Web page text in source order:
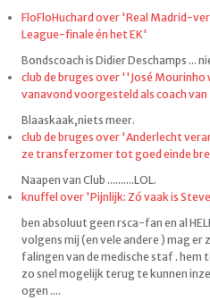
FloFloHuchard over 'Real Madrid-
League-finale én het EK'
Bondscoach is Didier Deschamps ...
club de bruges over ''José Mourinho
vanavond voorgesteld als coach
Blaaskaak,niets meer.
club de bruges over 'Anderlecht
ze transferzomer tot goed einde
Naapen van Club ..........LOL.
knuffel over 'Pijnlijk: Zó vaak is
ben absoluut geen rsca-fan en al
volgens mij (en vele andere ) mag er
falingen van de medische staf . hem
zo snel mogelijk terug te kunnen
ogen ....